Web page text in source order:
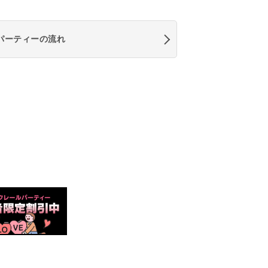
ーティーの流れ